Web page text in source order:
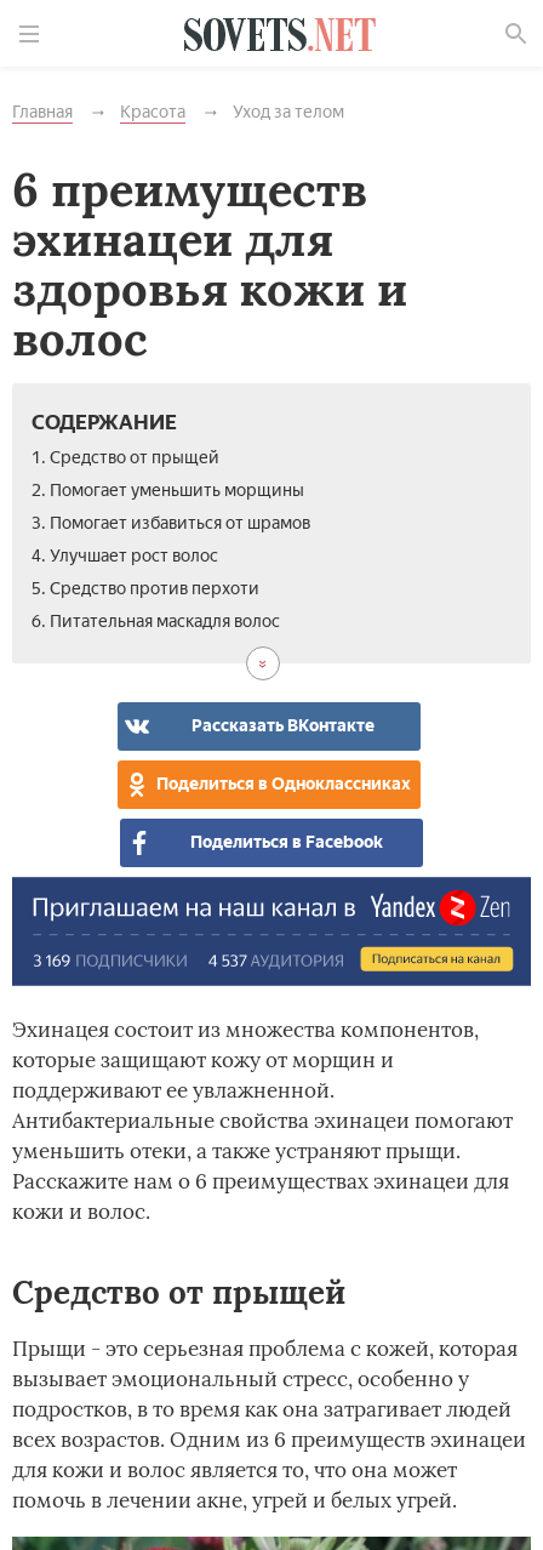
Главная Красота Уход за телом
6 преимуществ
эхинацеи для
здоровья кожи и
волос
СОДЕРЖАНИЕ
1. Средство от прыщей
2. Помогает уменьшить морщины
3. Помогает избавиться от шрамов
4. Улучшает рост волос
5. Средство против перхоти
6. Питательная маскадля волос
Рассказать ВКонтакте
Поделиться в Одноклассниках
Поделиться в Facebook
Эхинацея состоит из множества компонентов,
которые защищают кожу от морщин и
поддерживают ее увлажненной.
Антибактериальные свойства эхинацеи помогают
уменьшить отеки, а также устраняют прыщи.
Расскажите нам о 6 преимуществах эхинацеи для
кожи и волос.
Средство от прыщей
Прыщи - это серьезная проблема с кожей, которая
вызывает эмоциональный стресс, особенно у
подростков, в то время как она затрагивает людей
всех возрастов. Одним из 6 преимуществ эхинацеи
для кожи и волос является то, что она может
помочь в лечении акне, угрей и белых угрей.